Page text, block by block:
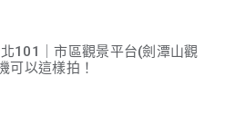
101｜市區觀景平台(劍潭山觀
可以這樣拍！